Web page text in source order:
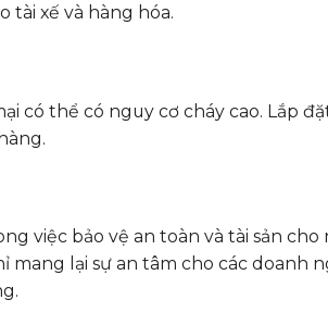
xế và hàng hóa.
có thể có nguy cơ cháy cao. Lắp
việc bảo vệ an toàn và tài sản cho
lại sự an tâm cho các doanh